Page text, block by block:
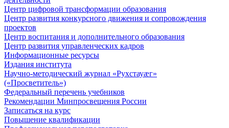
Центр цифровой трансформации образования
Центр развития конкурсного движения и сопровождения
проектов
Центр воспитания и дополнительного образования
Центр развития управленческих кадров
Информационные ресурсы
Издания института
Научно-методический журнал «Рухстауæг»
(«Просветитель»)
Федеральный перечень учебников
Рекомендации Минпросвещения России
Записаться на курс
Повышение квалификации